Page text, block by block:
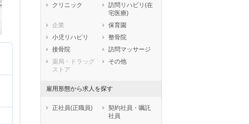
広島県
山口県
徳島県
高知県
福岡県
佐賀県
熊本県
大分県
鹿児島県
沖縄県
クリニック
訪問リハビリ(在
宅医療)
企業
保育園
小児リハビリ
整骨院
接骨院
訪問マッサージ
薬局・ドラッグ
ストア
その他
雇用形態から求人を探す
正社員(正職員)
契約社員・嘱託
社員